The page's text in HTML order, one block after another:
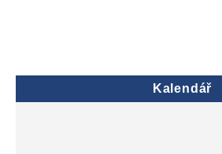
Kalendář